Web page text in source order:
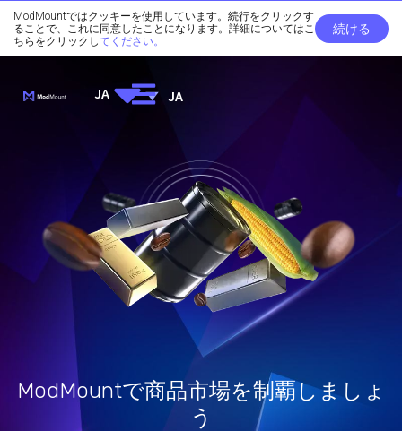
JA JA
ModMountで商品市場を制覇しましょ
う
ModMountではクッキーを使用しています。続行をクリックす
ることで、これに同意したことになります。詳細についてはこ
ちらをクリックしてください。
続ける